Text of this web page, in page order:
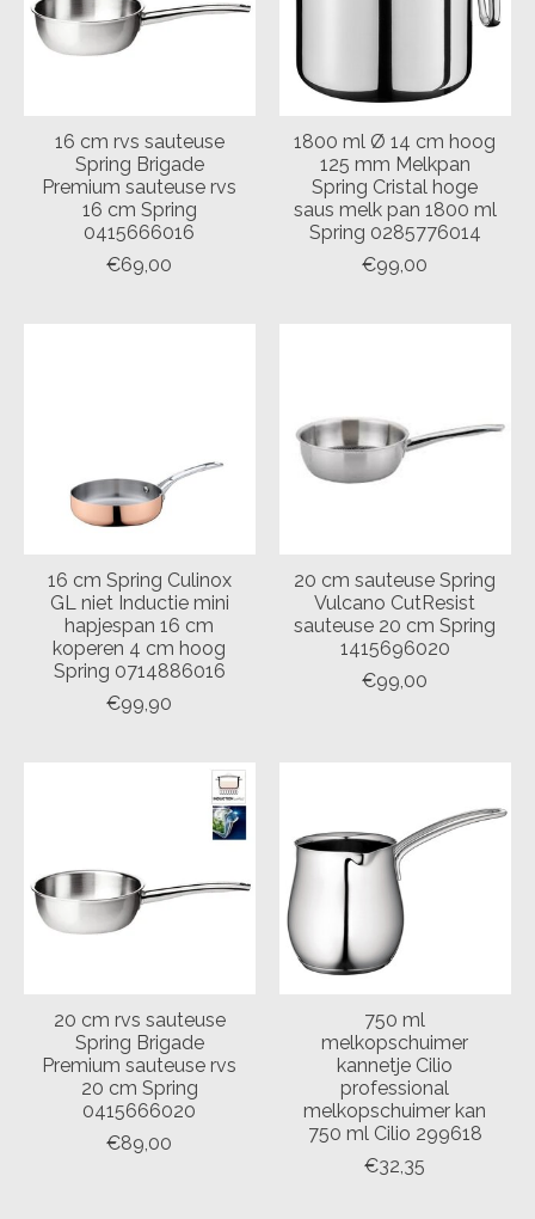
16 cm rvs sauteuse
Spring Brigade
Premium sauteuse rvs
16 cm Spring
0415666016
€69,00
1800 ml Ø 14 cm hoog
125 mm Melkpan
Spring Cristal hoge
saus melk pan 1800 ml
Spring 0285776014
€99,00
16 cm Spring Culinox
GL niet Inductie mini
hapjespan 16 cm
koperen 4 cm hoog
Spring 0714886016
€99,90
20 cm sauteuse Spring
Vulcano CutResist
sauteuse 20 cm Spring
1415696020
€99,00
20 cm rvs sauteuse
Spring Brigade
Premium sauteuse rvs
20 cm Spring
0415666020
€89,00
750 ml
melkopschuimer
kannetje Cilio
professional
melkopschuimer kan
750 ml Cilio 299618
€32,35